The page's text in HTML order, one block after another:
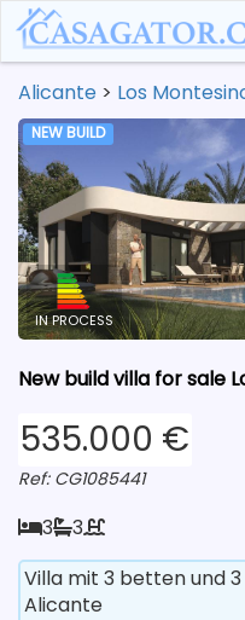
Alicante > Los
NEW BUILD
IN PROCESS
New build villa for sale
535.000 €
Ref: CG1085441
3 3
Villa mit 3 betten und
Alicante